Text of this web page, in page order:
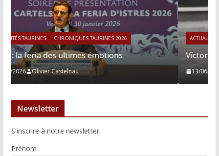
ACTUALITÉS TAURINES CHRONIQUES TAURINES 2026
Víctor Hernández : le courage immobile
13/06/2026 Tertulias
Newsletter
S'inscrire à notre newsletter
Prénom